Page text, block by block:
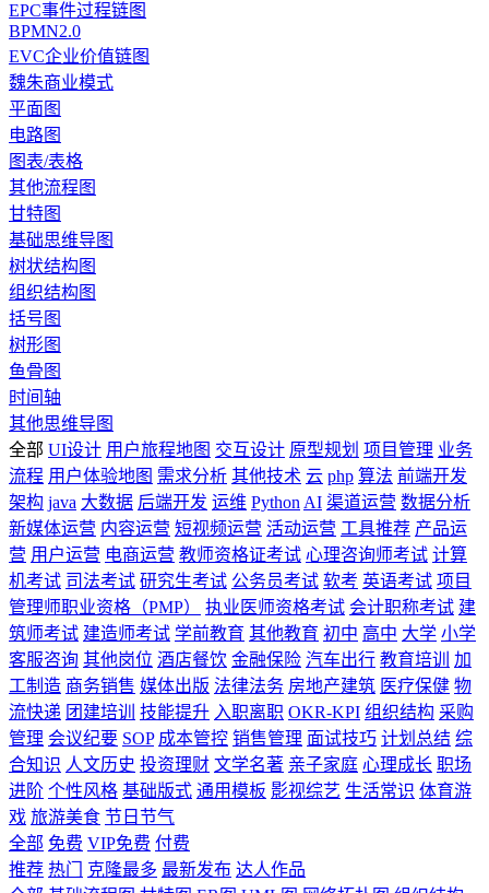
EPC事件过程链图
BPMN2.0
EVC企业价值链图
魏朱商业模式
平面图
电路图
图表/表格
其他流程图
甘特图
基础思维导图
树状结构图
组织结构图
括号图
树形图
鱼骨图
时间轴
其他思维导图
全部 UI设计 用户旅程地图 交互设计 原型规划 项目管理 业务
流程 用户体验地图 需求分析 其他技术 云 php 算法 前端开发
架构 java 大数据 后端开发 运维 Python AI 渠道运营 数据分析
新媒体运营 内容运营 短视频运营 活动运营 工具推荐 产品运
营 用户运营 电商运营 教师资格证考试 心理咨询师考试 计算
机考试 司法考试 研究生考试 公务员考试 软考 英语考试 项目
管理师职业资格（PMP）
执业医师资格考试 会计职称考试 建
筑师考试 建造师考试 学前教育 其他教育 初中 高中 大学 小学
客服咨询 其他岗位 酒店餐饮 金融保险 汽车出行 教育培训
加
工制造 商务销售 媒体出版 法律法务 房地产建筑 医疗保健 物
流快递 团建培训 技能提升 入职离职 OKR-KPI 组织结构 采购
管理 会议纪要 SOP 成本管控 销售管理 面试技巧 计划总结 综
合知识 人文历史 投资理财 文学名著 亲子家庭 心理成长 职场
进阶 个性风格 基础版式 通用模板 影视综艺 生活常识 体育游
戏 旅游美食 节日节气
全部 免费 VIP免费 付费
推荐 热门 克隆最多 最新发布 达人作品